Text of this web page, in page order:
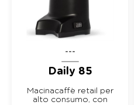
---
Daily 85
Macinacaffè retail per
alto consumo, con